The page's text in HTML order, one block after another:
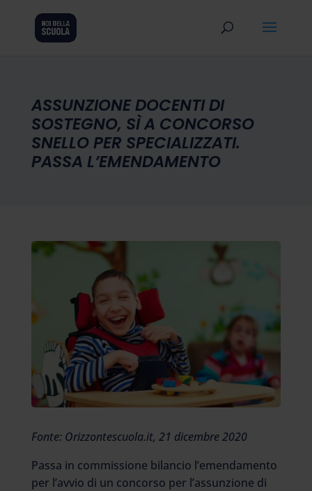
ASSUNZIONE DOCENTI DI
SOSTEGNO, SÌ A CONCORSO
SNELLO PER SPECIALIZZATI.
PASSA L’EMENDAMENTO
Fonte: Orizzontescuola.it, 21 dicembre 2020
Passa in commissione bilancio l’emendamento
per l’avvio di un concorso per l’assunzione di